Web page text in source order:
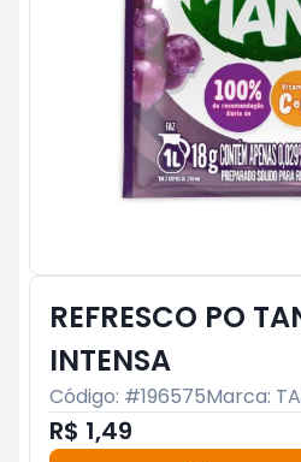
REFRESCO PO
INTENSA
Código: #196575Marca:
R$ 1,49